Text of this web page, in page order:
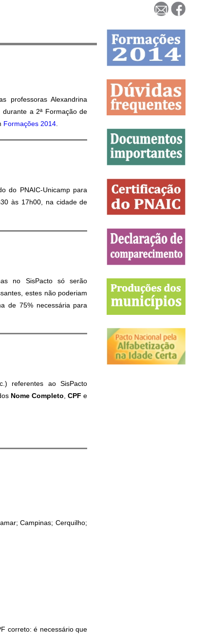
professoras Alexandrina
a 2ª Formação de
Formações 2014.
do PNAIC-Unicamp para
às 17h00, na cidade de
no SisPacto só serão
estes não poderiam
de 75% necessária para
referentes ao SisPacto
Nome Completo ,CPFe
Campinas; Cerquilho;
correto: é necessário que